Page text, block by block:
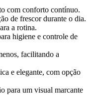
com conforto contínuo.
de frescor durante o dia.
a rotina.
higiene e controle de
facilitando a
e elegante, com opção
para um visual marcante